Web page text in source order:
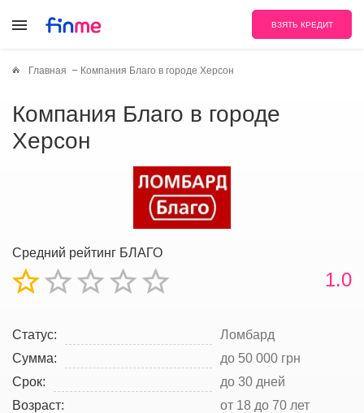
ВЗЯТЬ КРЕДИТ
Главная Компания Благо в городе Херсон
Компания Благо в городе
Херсон
Средний рейтинг БЛАГО
1.0
Статус:
Ломбард
Сумма:
до 50 000 грн
Срок:
до 30 дней
Возраст:
от 18 до 70 лет